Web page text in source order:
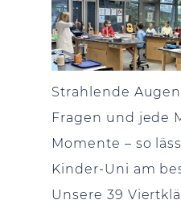
Strahlende
Fragen und jede
Momente – so
Kinder-Uni am
Unsere 39